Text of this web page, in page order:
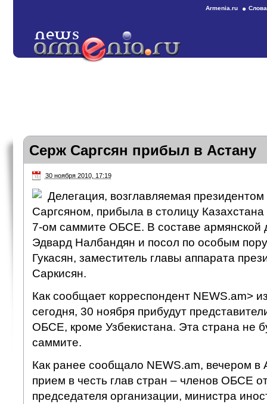
Armenia.ru
Серж Саргсян прибыл в Астану
30 ноября 2010, 17:19
Делегация, возглавляемая
Саргсяном, прибыла в столицу Казахстана
7-ом саммите ОБСЕ. В составе армянской
Эдвард Налбандян и посол по особым
Гукасян, заместитель главы аппарата
Саркисян.
Как сообщает корреспондент NEWS.am>
сегодня, 30 ноября прибудут
ОБСЕ, кроме Узбекистана. Эта страна не
саммите.
Как ранее сообщало NEWS.am, вечером в
прием в честь глав стран – членов ОБСЕ
председателя организации, министра